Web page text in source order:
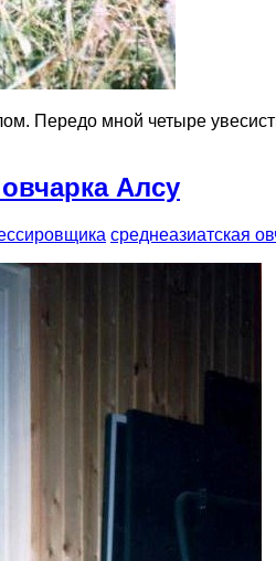
Передо мной четыре
Алсу
среднеазиатская